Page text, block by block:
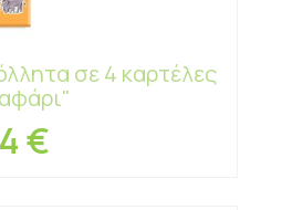
σε 4 καρτέλες
4 €